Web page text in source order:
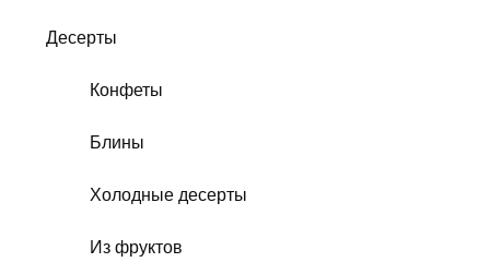
Десерты
Конфеты
Блины
Холодные десерты
Из фруктов